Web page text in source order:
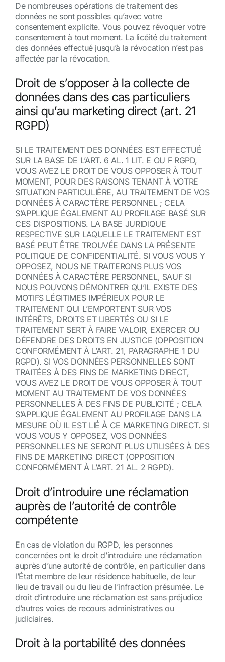
De nombreuses opérations de traitement des
données ne sont possibles qu’avec votre
consentement explicite. Vous pouvez révoquer votre
consentement à tout moment. La licéité du traitement
des données effectué jusqu’à la révocation n’est pas
affectée par la révocation.
Droit de s’opposer à la collecte de
données dans des cas particuliers
ainsi qu’au marketing direct (art. 21
RGPD)
SI LE TRAITEMENT DES DONNÉES EST EFFECTUÉ
SUR LA BASE DE L’ART. 6 AL. 1 LIT. E OU F RGPD,
VOUS AVEZ LE DROIT DE VOUS OPPOSER À TOUT
MOMENT, POUR DES RAISONS TENANT À VOTRE
SITUATION PARTICULIÈRE, AU TRAITEMENT DE VOS
DONNÉES À CARACTÈRE PERSONNEL ; CELA
S’APPLIQUE ÉGALEMENT AU PROFILAGE BASÉ SUR
CES DISPOSITIONS. LA BASE JURIDIQUE
RESPECTIVE SUR LAQUELLE LE TRAITEMENT EST
BASÉ PEUT ÊTRE TROUVÉE DANS LA PRÉSENTE
POLITIQUE DE CONFIDENTIALITÉ. SI VOUS VOUS Y
OPPOSEZ, NOUS NE TRAITERONS PLUS VOS
DONNÉES À CARACTÈRE PERSONNEL, SAUF SI
NOUS POUVONS DÉMONTRER QU’IL EXISTE DES
MOTIFS LÉGITIMES IMPÉRIEUX POUR LE
TRAITEMENT QUI L’EMPORTENT SUR VOS
INTÉRÊTS, DROITS ET LIBERTÉS OU SI LE
TRAITEMENT SERT À FAIRE VALOIR, EXERCER OU
DÉFENDRE DES DROITS EN JUSTICE (OPPOSITION
CONFORMÉMENT À L’ART. 21, PARAGRAPHE 1 DU
RGPD). SI VOS DONNÉES PERSONNELLES SONT
TRAITÉES À DES FINS DE MARKETING DIRECT,
VOUS AVEZ LE DROIT DE VOUS OPPOSER À TOUT
MOMENT AU TRAITEMENT DE VOS DONNÉES
PERSONNELLES À DES FINS DE PUBLICITÉ ; CELA
S’APPLIQUE ÉGALEMENT AU PROFILAGE DANS LA
MESURE OÙ IL EST LIÉ À CE MARKETING DIRECT. SI
VOUS VOUS Y OPPOSEZ, VOS DONNÉES
PERSONNELLES NE SERONT PLUS UTILISÉES À DES
FINS DE MARKETING DIRECT (OPPOSITION
CONFORMÉMENT À L’ART. 21 AL. 2 RGPD).
Droit d’introduire une réclamation
auprès de l’autorité de contrôle
compétente
En cas de violation du RGPD, les personnes
concernées ont le droit d’introduire une réclamation
auprès d’une autorité de contrôle, en particulier dans
l’État membre de leur résidence habituelle, de leur
lieu de travail ou du lieu de l’infraction présumée. Le
droit d’introduire une réclamation est sans préjudice
d’autres voies de recours administratives ou
judiciaires.
Droit à la portabilité des données